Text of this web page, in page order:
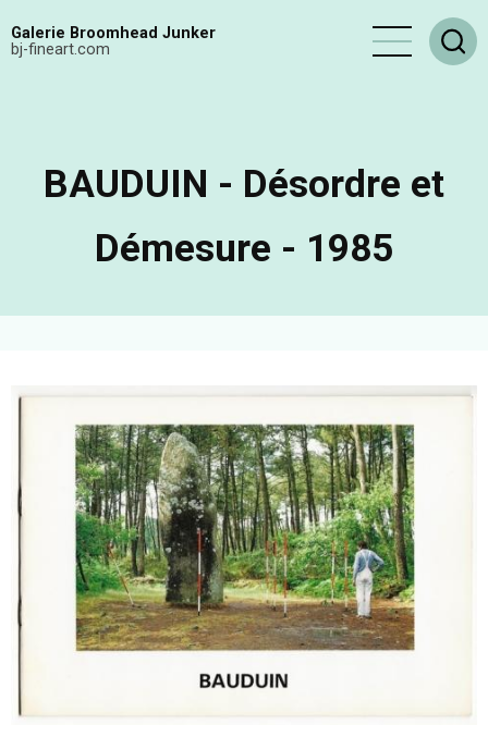
auGalerie Broomhead Junker
bj-fineart.com
BAUDUIN - Désordre et
Démesure - 1985